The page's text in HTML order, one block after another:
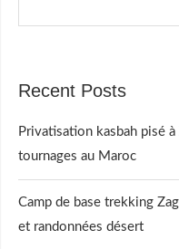
Recent Posts
Privatisation kasbah pisé
tournages au Maroc
Camp de base trekking
et randonnées désert